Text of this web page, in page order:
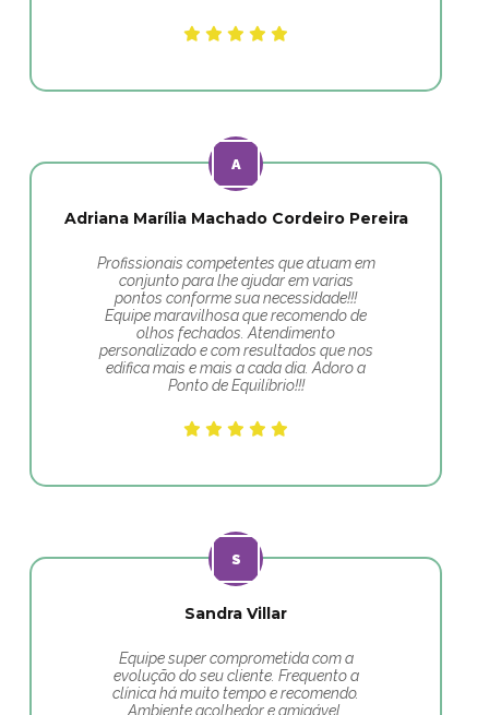
Adriana Marília Machado Cordeiro Pereira
Profissionais competentes que atuam em
conjunto para lhe ajudar em varias
pontos conforme sua necessidade!!!
Equipe maravilhosa que recomendo de
olhos fechados. Atendimento
personalizado e com resultados que nos
edifica mais e mais a cada dia. Adoro a
Ponto de Equilíbrio!!!
Sandra Villar
Equipe super comprometida com a
evolução do seu cliente. Frequento a
clínica há muito tempo e recomendo.
Ambiente acolhedor e amigável.